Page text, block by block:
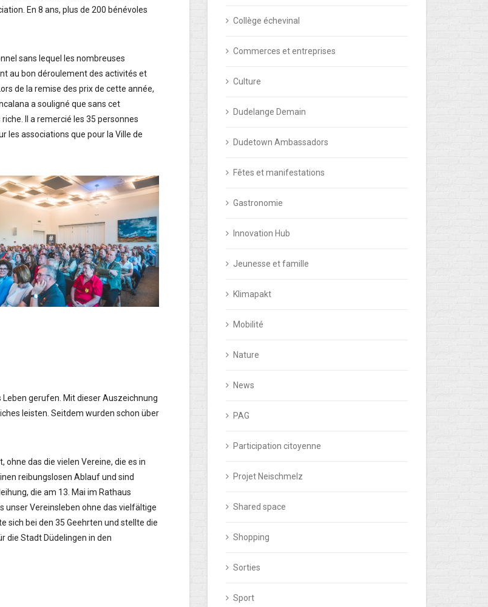
En 8 ans, plus de 200 bénévoles
sans lequel les nombreuses
au bon déroulement des activités et
de la remise des prix de cette année,
a souligné que sans cet
Il a remercié les 35 personnes
les associations que pour la Ville de
gerufen. Mit dieser Auszeichnung
leisten. Seitdem wurden schon über
das die vielen Vereine, die es in
reibungslosen Ablauf und sind
die am 13. Mai im Rathaus
unser Vereinsleben ohne das vielfältige
sich bei den 35 Geehrten und stellte die
die Stadt Düdelingen in den
Collège échevinal
Commerces et entreprises
Culture
Dudelange Demain
Dudetown Ambassadors
Fêtes et manifestations
Gastronomie
Innovation Hub
Jeunesse et famille
Klimapakt
Mobilité
Nature
News
PAG
Participation citoyenne
Projet Neischmelz
Shared space
Shopping
Sorties
Sport